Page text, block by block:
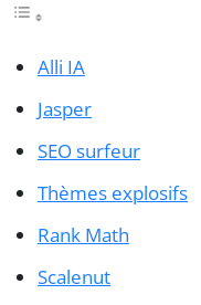
Alli IA
Jasper
SEO surfeur
Thèmes explosifs
Rank Math
Scalenut